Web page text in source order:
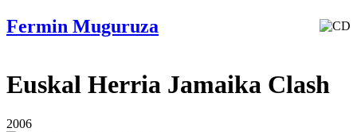
Fermin Muguruza
Euskal Herria Jamaika Clash
2006